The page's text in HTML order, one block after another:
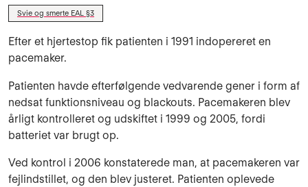
Svie og smerte EAL §3
Efter et hjertestop fik patienten i 1991 indopereret en
pacemaker.
Patienten havde efterfølgende vedvarende gener i form af
nedsat funktionsniveau og blackouts. Pacemakeren blev
årligt kontrolleret og udskiftet i 1999 og 2005, fordi
batteriet var brugt op.
Ved kontrol i 2006 konstaterede man, at pacemakeren var
fejlindstillet, og den blev justeret. Patienten oplevede